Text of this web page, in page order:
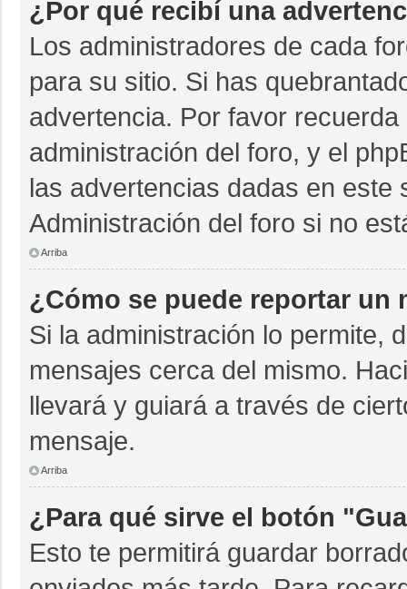
¿Por qué recibí una
Los administradores de cada
para su sitio. Si has
advertencia. Por favor
administración del foro, y el
las advertencias dadas en este
Administración del foro si no
Arriba
¿Cómo se puede reportar un
Si la administración lo permite,
mensajes cerca del mismo.
llevará y guiará a través de
mensaje.
Arriba
¿Para qué sirve el botón
Esto te permitirá guardar